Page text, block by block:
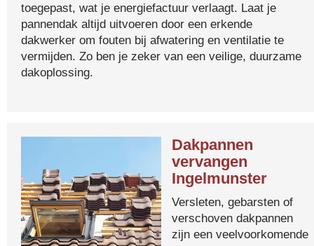
toegepast, wat je energiefactuur verlaagt. Laat je
pannendak altijd uitvoeren door een erkende
dakwerker om fouten bij afwatering en ventilatie te
vermijden. Zo ben je zeker van een veilige, duurzame
dakoplossing.
Dakpannen
vervangen
Ingelmunster
Versleten, gebarsten of
verschoven dakpannen
zijn een veelvoorkomende